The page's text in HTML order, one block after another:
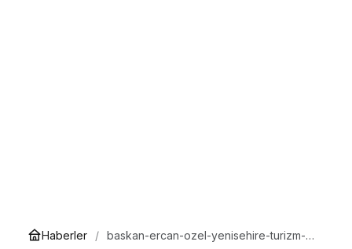
Haberler
baskan-ercan-ozel-yenisehire-turizm-